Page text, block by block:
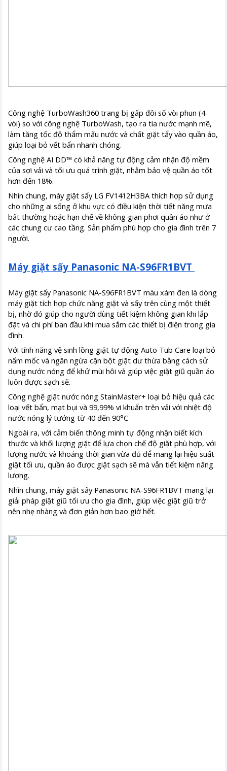
Công nghệ TurboWash360 trang bị gấp đôi số vòi phun (4
vòi) so với công nghệ TurboWash, tạo ra tia nước mạnh mẽ,
làm tăng tốc độ thẩm mấu nước và chất giặt tẩy vào quần áo,
giúp loại bỏ vết bẩn nhanh chóng.
Công nghệ AI DD™ có khả năng tự động cảm nhận độ mềm
của sợi vải và tối ưu quá trình giặt, nhằm bảo vệ quần áo tốt
hơn đến 18%.
Nhìn chung, máy giặt sấy LG FV1412H3BA thích hợp sử dụng
cho những ai sống ở khu vực có điều kiện thời tiết năng mưa
bất thường hoặc hạn chế về không gian phơi quần áo như ở
các chung cư cao tầng. Sản phẩm phù hợp cho gia đình trên 7
người.
Máy giặt sấy Panasonic NA-S96FR1BVT
Máy giặt sấy Panasonic NA-S96FR1BVT màu xám đen là dòng
máy giặt tích hợp chức năng giặt và sấy trên cùng một thiết
bị, nhờ đó giúp cho người dùng tiết kiệm không gian khi lắp
đặt và chi phí ban đầu khi mua sắm các thiết bị điện trong gia
đình.
Với tính năng vệ sinh lồng giặt tự động Auto Tub Care loại bỏ
nấm mốc và ngăn ngừa cặn bột giặt dư thừa bằng cách sử
dụng nước nóng để khử mùi hôi và giúp việc giặt giũ quần áo
luôn được sạch sẽ.
Công nghệ giặt nước nóng StainMaster+ loại bỏ hiệu quả các
loại vết bẩn, mạt bụi và 99,99% vi khuẩn trên vải với nhiệt độ
nước nóng lý tưởng từ 40 đến 90°C
Ngoài ra, với cảm biến thông minh tự động nhận biết kích
thước và khối lượng giặt để lựa chọn chế độ giặt phù hợp, với
lượng nước và khoảng thời gian vừa đủ để mang lại hiệu suất
giặt tối ưu, quần áo được giặt sạch sẽ mà vẫn tiết kiệm năng
lượng.
Nhìn chung, máy giặt sấy Panasonic NA-S96FR1BVT mang lại
giải pháp giặt giũ tối ưu cho gia đình, giúp việc giặt giũ trở
nên nhẹ nhàng và đơn giản hơn bao giờ hết.